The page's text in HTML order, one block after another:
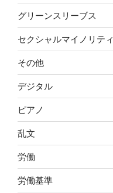
グリーンスリーブス
セクシャルマイノリティ
その他
デジタル
ピアノ
乱文
労働
労働基準